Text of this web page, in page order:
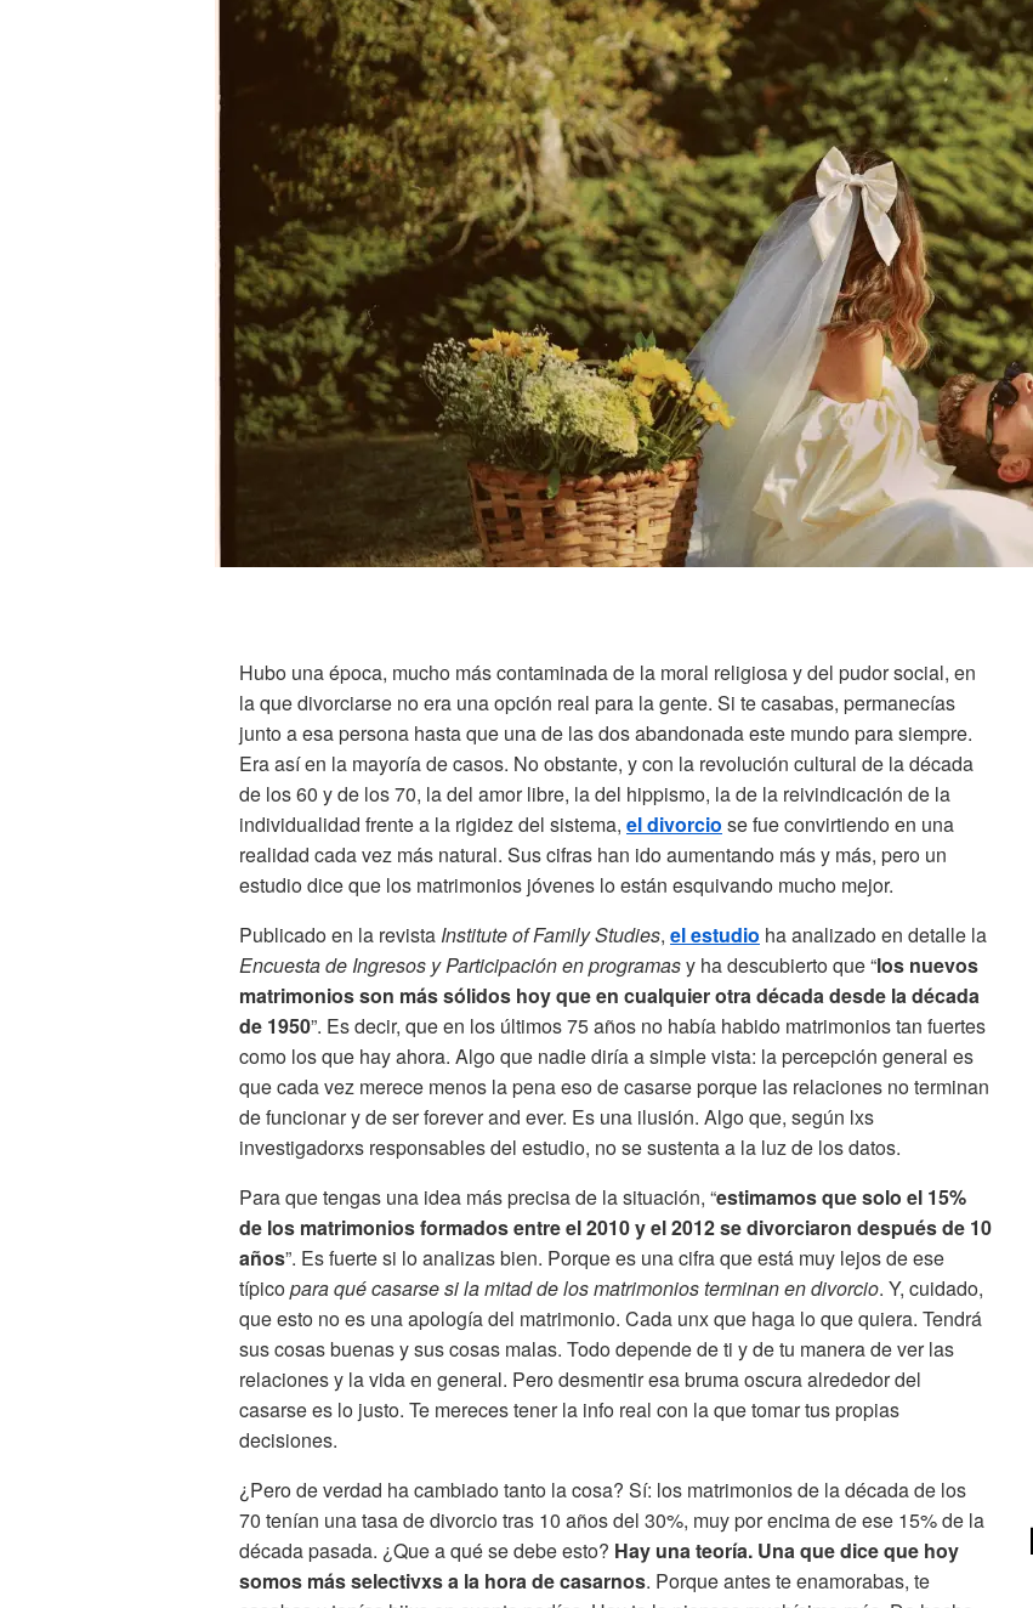
Hubo una época, mucho más contaminada de la moral religiosa y del pudor social, en
la que divorciarse no era una opción real para la gente. Si te casabas, permanecías
junto a esa persona hasta que una de las dos abandonada este mundo para siempre.
Era así en la mayoría de casos. No obstante, y con la revolución cultural de la década
de los 60 y de los 70, la del amor libre, la del hippismo, la de la reivindicación de la
individualidad frente a la rigidez del sistema, el divorcio se fue convirtiendo en una
realidad cada vez más natural. Sus cifras han ido aumentando más y más, pero un
estudio dice que los matrimonios jóvenes lo están esquivando mucho mejor.
Publicado en la revista Institute of Family Studies, el estudio ha analizado en detalle la
Encuesta de Ingresos y Participación en programasy ha descubierto que “los nuevos
matrimonios son más sólidos hoy que en cualquier otra década desde la década
de 1950”. Es decir, que en los últimos 75 años no había habido matrimonios tan fuertes
como los que hay ahora. Algo que nadie diría a simple vista: la percepción general es
que cada vez merece menos la pena eso de casarse porque las relaciones no terminan
de funcionar y de ser forever and ever. Es una ilusión. Algo que, según lxs
investigadorxs responsables del estudio, no se sustenta a la luz de los datos.
Para que tengas una idea más precisa de la situación, “estimamos que solo el 15%
de los matrimonios formados entre el 2010 y el 2012 se divorciaron después de 10
años”. Es fuerte si lo analizas bien. Porque es una cifra que está muy lejos de ese
típicopara qué casarse si la mitad de los matrimonios terminan en divorcio. Y, cuidado,
que esto no es una apología del matrimonio. Cada unx que haga lo que quiera. Tendrá
sus cosas buenas y sus cosas malas. Todo depende de ti y de tu manera de ver las
relaciones y la vida en general. Pero desmentir esa bruma oscura alrededor del
casarse es lo justo. Te mereces tener la info real con la que tomar tus propias
decisiones.
¿Pero de verdad ha cambiado tanto la cosa? Sí: los matrimonios de la década de los
70 tenían una tasa de divorcio tras 10 años del 30%, muy por encima de ese 15% de la
década pasada. ¿Que a qué se debe esto? Hay una teoría. Una que dice que hoy
somos más selectivxs a la hora de casarnos. Porque antes te enamorabas, te